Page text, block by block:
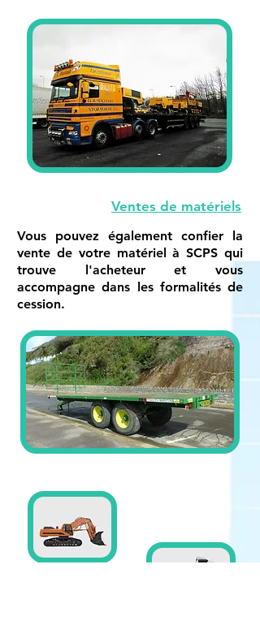
Ventes de matériels
Vous pouvez également confier la
vente de votre matériel à SCPS qui
trouve l'acheteur et vous
accompagne dans les formalités de
cession.